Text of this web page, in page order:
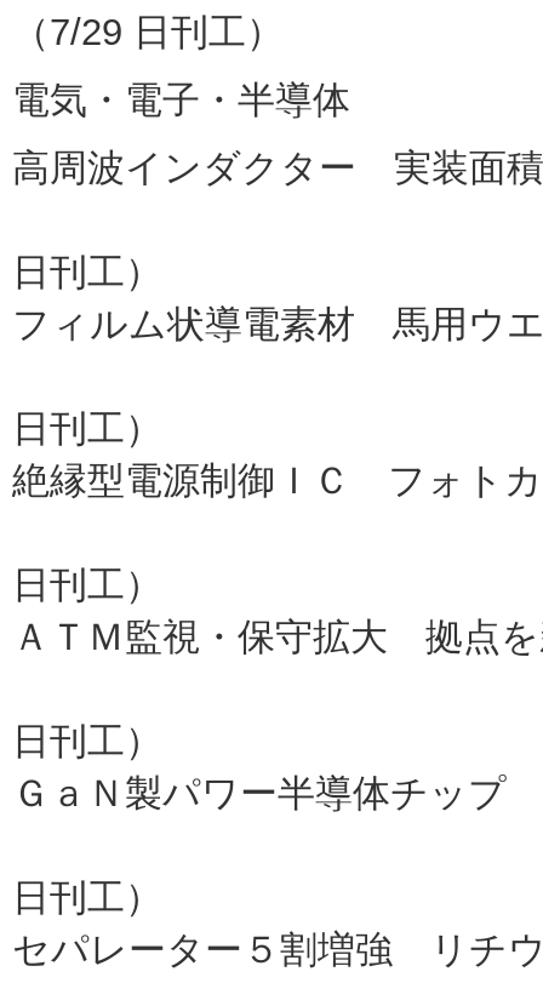
（7/29 日刊工）
電気・電子・半導体
高周波インダクター 実装面
日刊工）
フィルム状導電素材 馬用ウ
日刊工）
絶縁型電源制御ＩＣ フォト
日刊工）
ＡＴＭ監視・保守拡大 拠点
日刊工）
ＧａＮ製パワー半導体チップ
日刊工）
セパレーター５割増強 リチ